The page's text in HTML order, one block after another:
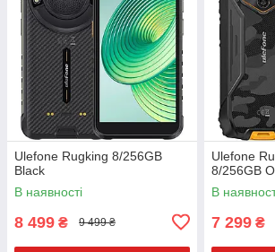
Ulefone Rugking 8/256GB
Black
В наявності
8 499 ₴ 9 499 ₴
Ulefone
8/256GB
В
7 299 ₴